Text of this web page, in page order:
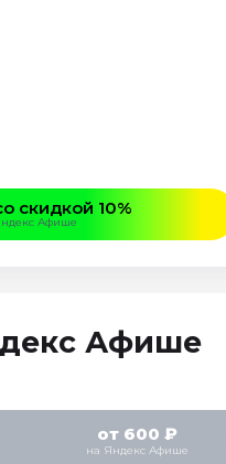
скидкой 10%
Афише
Афише
от 600 ₽
на Яндекс Афише